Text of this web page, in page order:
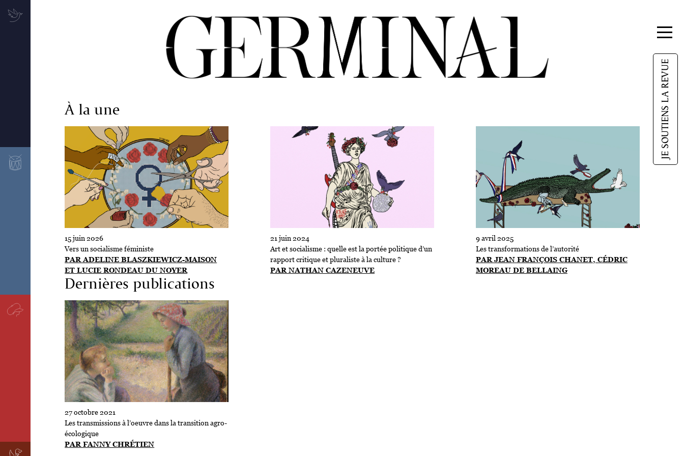
JE SOUTIENS LA REVUE
À la une
15 juin 2026
Vers un socialisme féministe
PAR ADELINE BLASZKIEWICZ-MAISON
ET LUCIE RONDEAU DU NOYER
9 avril 2025
Les transformations de l’autorité
PAR JEAN FRANÇOIS CHANET, CÉDRIC
MOREAU DE BELLAING
21 juin 2024
Art et socialisme : quelle est la portée politique d’un
rapport critique et pluraliste à la culture ?
PAR NATHAN CAZENEUVE
Dernières publications
27 octobre 2021
Les transmissions à l’oeuvre dans la transition agro-
écologique
PAR FANNY CHRÉTIEN